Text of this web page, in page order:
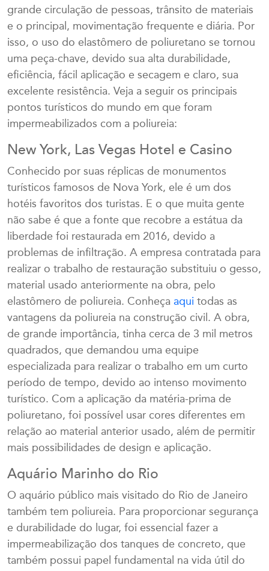
grande circulação de pessoas, trânsito de materiais
e o principal, movimentação frequente e diária. Por
isso, o uso do elastômero de poliuretano se tornou
uma peça-chave, devido sua alta durabilidade,
eficiência, fácil aplicação e secagem e claro, sua
excelente resistência. Veja a seguir os principais
pontos turísticos do mundo em que foram
impermeabilizados com a poliureia:
New York, Las Vegas Hotel e Casino
Conhecido por suas réplicas de monumentos
turísticos famosos de Nova York, ele é um dos
hotéis favoritos dos turistas. E o que muita gente
não sabe é que a fonte que recobre a estátua da
liberdade foi restaurada em 2016, devido a
problemas de infiltração. A empresa contratada para
realizar o trabalho de restauração substituiu o gesso,
material usado anteriormente na obra, pelo
elastômero de poliureia. Conheça aqui todas as
vantagens da poliureia na construção civil. A obra,
de grande importância, tinha cerca de 3 mil metros
quadrados, que demandou uma equipe
especializada para realizar o trabalho em um curto
período de tempo, devido ao intenso movimento
turístico. Com a aplicação da matéria-prima de
poliuretano, foi possível usar cores diferentes em
relação ao material anterior usado, além de permitir
mais possibilidades de design e aplicação.
Aquário Marinho do Rio
O aquário público mais visitado do Rio de Janeiro
também tem poliureia. Para proporcionar segurança
e durabilidade do lugar, foi essencial fazer a
impermeabilização dos tanques de concreto, que
também possui papel fundamental na vida útil do